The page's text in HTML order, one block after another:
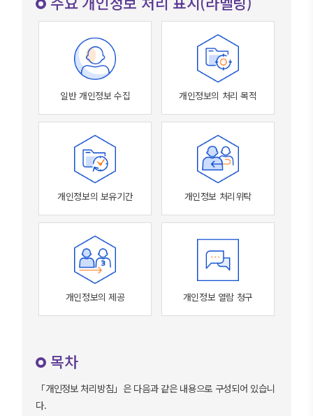
일반 개인정보 수집 개인정보의 처리 목적
개인정보의 보유기간 개인정보 처리위탁
개인정보의 제공 개인정보 열람 청구
목차
「개인정보 처리방침」은 다음과 같은 내용으로 구성되어 있습니
다.